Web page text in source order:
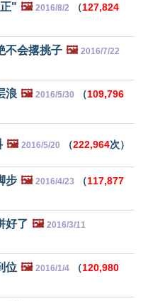
" 🖼️ 2016/8/2 （127,824
不会撂挑子 🖼️ 2016/7/22
浪 🖼️ 2016/5/30 （109,796
🖼️ 2016/5/20 （222,964次）
步 🖼️ 2016/4/23 （117,877
好了 🖼️ 2016/3/11
位 🖼️ 2016/1/4 （120,980